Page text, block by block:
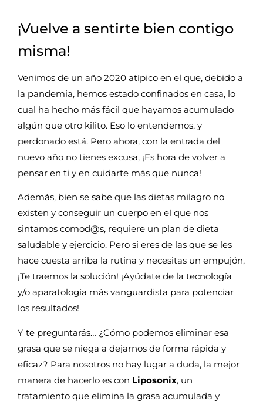
¡Vuelve a sentirte bien contigo
misma!
Venimos de un año 2020 atípico en el que, debido a
la pandemia, hemos estado confinados en casa, lo
cual ha hecho más fácil que hayamos acumulado
algún que otro kilito. Eso lo entendemos, y
perdonado está. Pero ahora, con la entrada del
nuevo año no tienes excusa, ¡Es hora de volver a
pensar en ti y en cuidarte más que nunca!
Además, bien se sabe que las dietas milagro no
existen y conseguir un cuerpo en el que nos
sintamos comod@s, requiere un plan de dieta
saludable y ejercicio. Pero si eres de las que se les
hace cuesta arriba la rutina y necesitas un empujón,
¡Te traemos la solución! ¡Ayúdate de la tecnología
y/o aparatología más vanguardista para potenciar
los resultados!
Y te preguntarás… ¿Cómo podemos eliminar esa
grasa que se niega a dejarnos de forma rápida y
eficaz? Para nosotros no hay lugar a duda, la mejor
manera de hacerlo es con Liposonix, un
tratamiento que elimina la grasa acumulada y